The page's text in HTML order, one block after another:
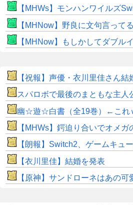
【MHWs】モンハンワイルズ
【MHNow】野良に文句言ってるやつの大多数はそれしてな
【MHNow】もしかしてダブル
【祝報】声優・衣川里佳さん結婚発表！「ゾンビランドサガ」ゆうぎり、「ウマ娘」ナリタブライアン、
スパロボで最後のまともな主人
幽☆遊☆白書（全19巻）←これｗｗ
【MHWs】鍔迫り合いでオメガの強
【朗報】Switch2、ゲームキューブを抜
【衣川里佳】結婚を発表
【原神】サンドローネはあの可愛